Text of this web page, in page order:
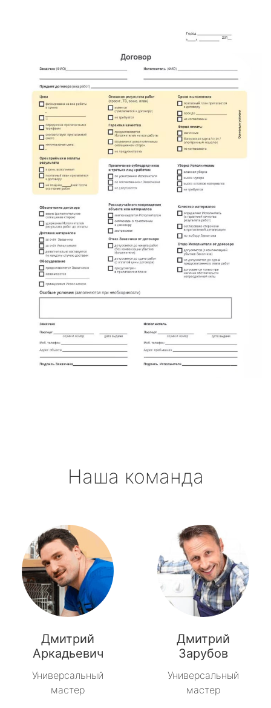
Наша команда
Дмитрий
Аркадьевич
Универсальный
мастер
Дмитрий
Зарубов
Универсальный
мастер